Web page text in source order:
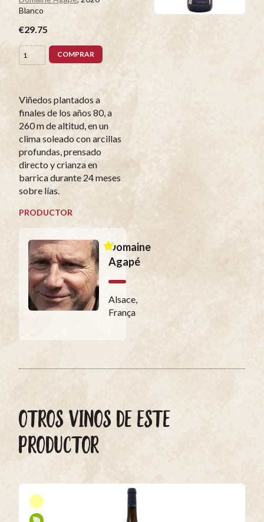
Blanco
€29.75
COMPRAR
Viñedos plantados a
finales de los años 80, a
260 m de altitud, en un
clima soleado con arcillas
profundas, prensado
directo y crianza en
barrica durante 24 meses
sobre lías.
PRODUCTOR
Domaine
Agapé
Alsace,
França
OTROS VINOS DE ESTE
PRODUCTOR